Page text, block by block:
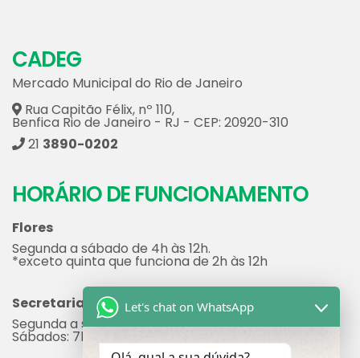
CADEG
Mercado Municipal do Rio de Janeiro
Rua Capitão Félix, nº 110,
Benfica Rio de Janeiro - RJ - CEP: 20920-310
21 3890-0202
HORÁRIO DE FUNCIONAMENTO
Flores
Segunda a sábado de 4h às 12h.
*exceto quinta que funciona de 2h às 12h
Secretaria
Segunda a sexta: 7h às 17h
Sábados: 7h às 12h
Let's chat on WhatsApp